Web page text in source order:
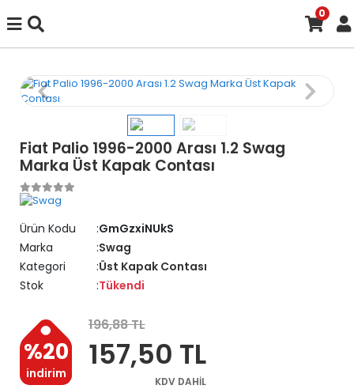
0
Fiat Palio 1996-2000 Arası 1.2 Swag
Marka Üst Kapak Contası
Ürün Kodu
GmGzxiNUkS
Marka
Swag
Kategori
Üst Kapak Contası
Stok
Tükendi
%20
indirim
196,88 TL
157,50 TL
KDV DAHİL